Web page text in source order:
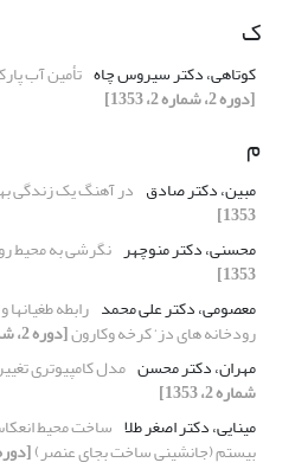
ک
کوتاهی، دکتر سیروس چاه تأمین آب
[دوره 2، شماره 2، 1353]
م
مبین، دکتر صادق در آهنگ یک زندگی
1353]
محسنی، دکتر منوچهر نگرشی به محیط
1353]
معصومی، دکتر علی محمد رابطه
رودخانه های دز‘ کرخه وکارون[دوره 2، شماره 2، 1353]
مهران، دکتر محسن مدل کامپیوتری
شماره 2، 1353]
مینایی، دکتر اصغر طلا ساخت محیط
بیستم (جانشینی ساخت بجای عنصر)[دوره 2، شماره